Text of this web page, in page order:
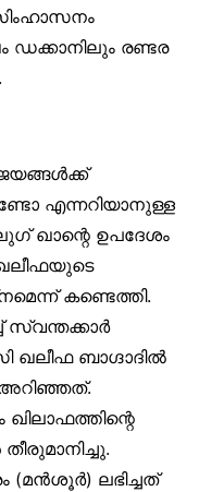
ഡക്കാനിലും രണ്ടര
എന്നറിയാനുള്ള
ഉപദേശം
കണ്ടെത്തി.
ഖലീഫ ബാഗ്ദാദില്‍
അറിഞ്ഞത്.
(മന്‍ശൂര്‍) ലഭിച്ചത്